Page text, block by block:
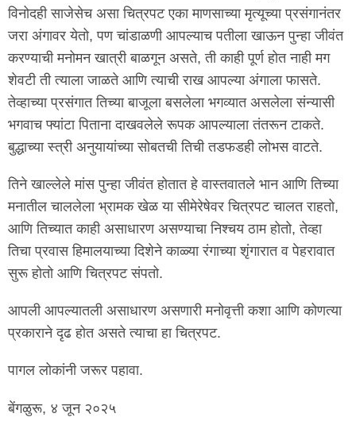
विनोदही साजेसेच असा चित्रपट एका माणसाच्या मृत्यूच्या प्रसंगानंतर
जरा अंगावर येतो, पण चांडाळणी आपल्याच पतीला खाऊन पुन्हा जीवंत
करण्याची मनोमन खात्री बाळगून असते, ती काही पूर्ण होत नाही मग
शेवटी ती त्याला जाळते आणि त्याची राख आपल्या अंगाला फासते.
तेव्हाच्या प्रसंगात तिच्या बाजूला बसलेला भगव्यात असलेला संन्यासी
भगवाच फ्यांटा पिताना दाखवलेले रूपक आपल्याला तंतरून टाकते.
बुद्धाच्या स्त्री अनुयायांच्या सोबतची तिची तडफडही लोभस वाटते.
तिने खाल्लेले मांस पुन्हा जीवंत होतात हे वास्तवातले भान आणि तिच्या
मनातील चाललेला भ्रामक खेळ या सीमेरेषेवर चित्रपट चालत राहतो,
आणि तिच्यात काही असाधारण असण्याचा निश्चय ठाम होतो, तेव्हा
तिचा प्रवास हिमालयाच्या दिशेने काळ्या रंगाच्या शृंगारात व पेहरावात
सुरू होतो आणि चित्रपट संपतो.
आपली आपल्यातली असाधारण असणारी मनोवृत्ती कशा आणि कोणत्या
प्रकाराने दृढ होत असते त्याचा हा चित्रपट.
पागल लोकांनी जरूर पहावा.
बेंगळुरू, ४ जून २०२५